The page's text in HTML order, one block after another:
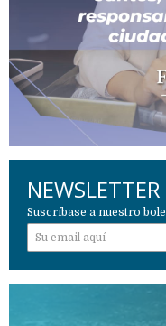
NEWSLETTER
Suscríbase a nuestro